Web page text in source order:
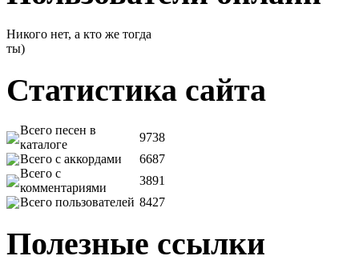
Никого нет, а кто же тогда
ты)
Статистика сайта
Всего песен в
каталоге
9738
Всего с аккордами
6687
Всего с
комментариями
3891
Всего пользователей 8427
Полезные ссылки